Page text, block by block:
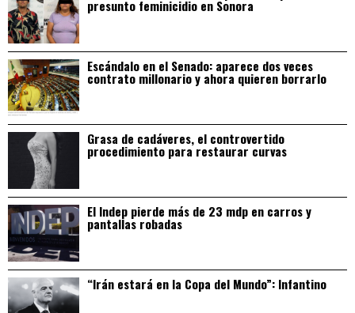
presunto feminicidio en Sonora
Escándalo en el Senado: aparece dos veces
contrato millonario y ahora quieren borrarlo
Grasa de cadáveres, el controvertido
procedimiento para restaurar curvas
El Indep pierde más de 23 mdp en carros y
pantallas robadas
“Irán estará en la Copa del Mundo”: Infantino